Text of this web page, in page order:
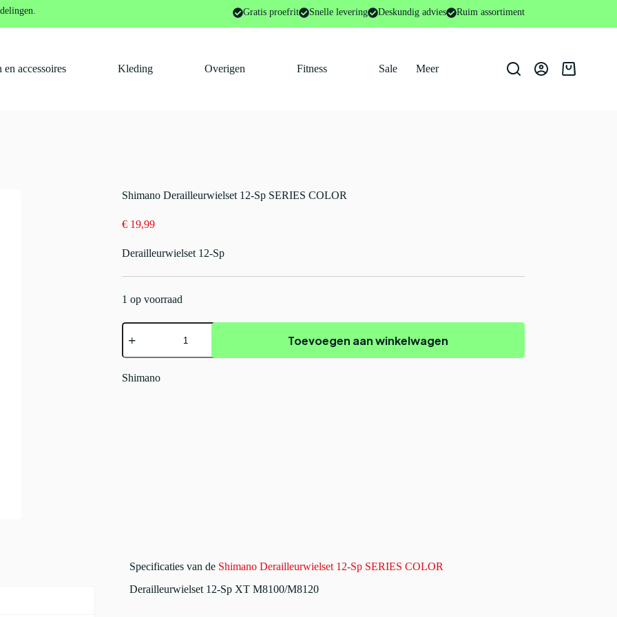
Gratis proefrit Snelle levering Deskundig advies Ruim assortiment
en accessoires Kleding Overigen Fitness Sale Meer
Shimano Derailleurwielset 12-Sp SERIES COLOR
Shimano Derailleurwielset 12-Sp SERIES COLOR
€19,99
Derailleurwielset 12-Sp
1 op voorraad
Shimano
Derailleurwielset
SERIES
Toevoegen aan winkelwagen
Shimano
Specificaties van de Shimano Derailleurwielset 12-Sp SERIES COLOR
Derailleurwielset 12-Sp XT M8100/M8120